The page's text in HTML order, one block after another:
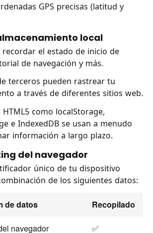
GPS precisas (latitud y
local
recordar el estado de inicio de
de navegación y más.
terceros pueden rastrear tu
a través de diferentes sitios web.
HTML5 como localStorage,
e IndexedDB se usan a menudo
información a largo plazo.
del navegador
único de tu dispositivo
de los siguientes datos:
de datos Recopilado
navegador ✅